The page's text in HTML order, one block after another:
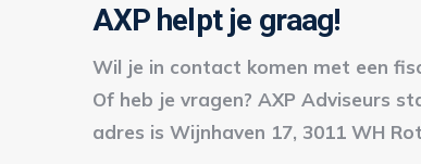
AXP helpt je graag!
Wil je in contact komen met een
Of heb je vragen? AXP Adviseurs
adres is Wijnhaven 17, 3011 WH